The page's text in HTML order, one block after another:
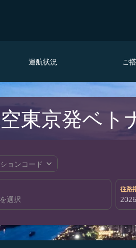
運航状況 ご
東京発ベ
ョンコード expand_more
往路
fc-